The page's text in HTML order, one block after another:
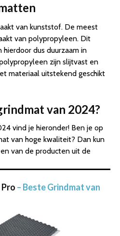
van kunststof. De meest
van polypropyleen. Dit
hierdoor dus duurzaam in
zijn slijtvast en
materiaal uitstekend geschikt
van 2024?
vind je hieronder! Ben je op
van hoge kwaliteit? Dan kun
van de producten uit de
– Beste Grindmat van